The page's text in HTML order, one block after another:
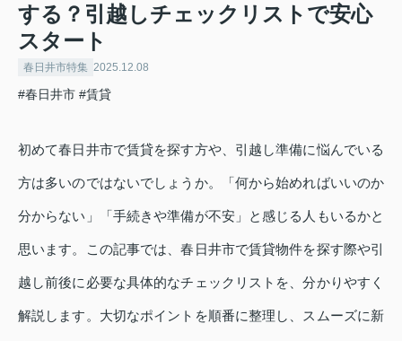
する？引越しチェックリストで安心
スタート
春日井市特集 2025.12.08
#春日井市 #賃貸
初めて春日井市で賃貸を探す方や、引越し準備に悩んでいる
方は多いのではないでしょうか。「何から始めればいいのか
分からない」「手続きや準備が不安」と感じる人もいるかと
思います。この記事では、春日井市で賃貸物件を探す際や引
越し前後に必要な具体的なチェックリストを、分かりやすく
解説します。大切なポイントを順番に整理し、スムーズに新